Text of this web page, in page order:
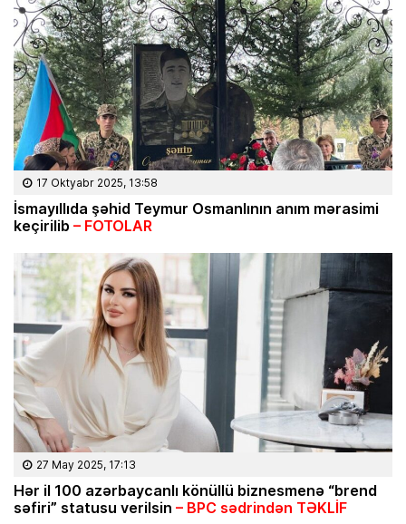
17 Oktyabr 2025, 13:58
İsmayıllıda şəhid Teymur Osmanlının anım mərasimi
keçirilib – FOTOLAR
27 May 2025, 17:13
Hər il 100 azərbaycanlı könüllü biznesmenə “brend
səfiri” statusu verilsin – BPC sədrindən TƏKLİF